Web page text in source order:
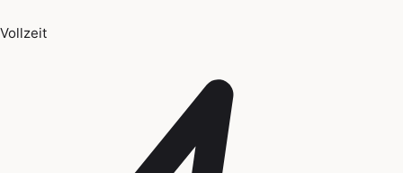
Vollzeit